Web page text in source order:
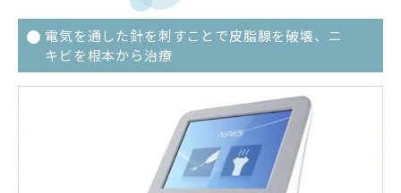
電気を通した針を刺すことで皮脂腺を破壊、ニ
キビを根本から治療